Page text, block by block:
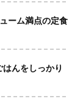
ーム満点の定食
んをしっかり